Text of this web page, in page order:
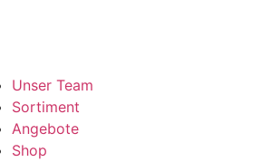
Unser Team
Sortiment
Angebote
Shop